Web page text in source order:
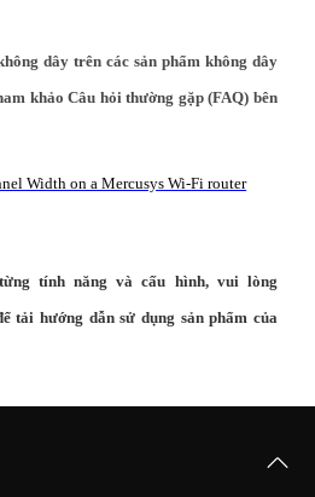
dây trên các sản phẩm không dây
khảo Câu hỏi thường gặp (FAQ) bên
Width on a Mercusys Wi-Fi router
tính năng và cấu hình, vui lòng
tải hướng dẫn sử dụng sản phẩm của